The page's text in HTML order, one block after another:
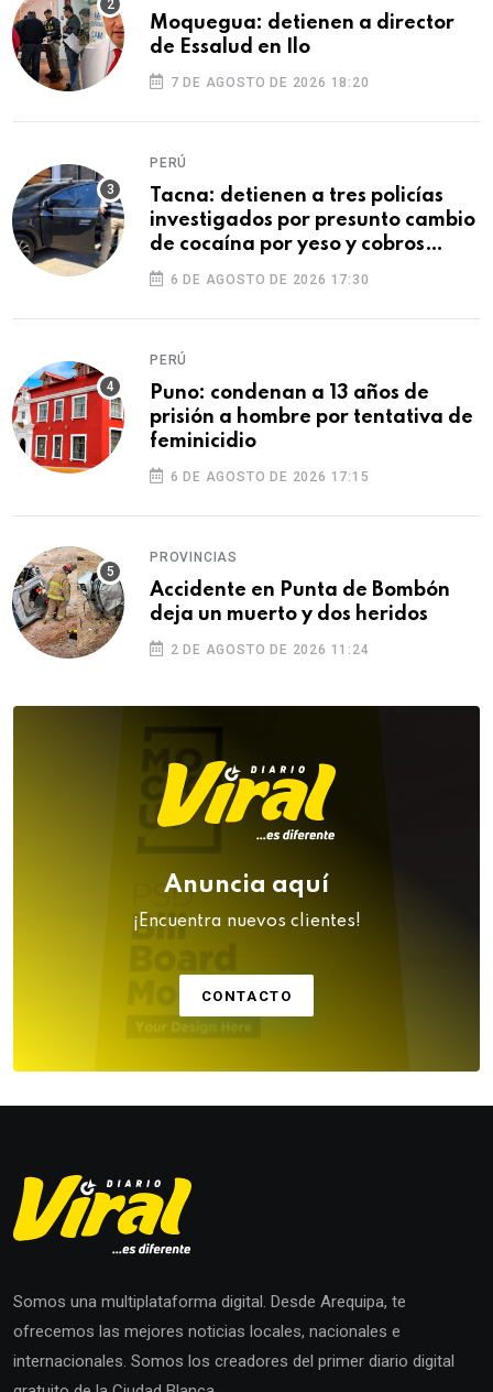
Moquegua: detienen a director
de Essalud en Ilo
7 DE AGOSTO DE 2026 18:20
PERÚ
Tacna: detienen a tres policías
investigados por presunto cambio
de cocaína por yeso y cobros
ilegales
6 DE AGOSTO DE 2026 17:30
PERÚ
Puno: condenan a 13 años de
prisión a hombre por tentativa de
feminicidio
6 DE AGOSTO DE 2026 17:15
PROVINCIAS
Accidente en Punta de Bombón
deja un muerto y dos heridos
2 DE AGOSTO DE 2026 11:24
Anuncia aquí
¡Encuentra nuevos clientes!
CONTACTO
Somos una multiplataforma digital. Desde Arequipa, te
ofrecemos las mejores noticias locales, nacionales e
internacionales. Somos los creadores del primer diario digital